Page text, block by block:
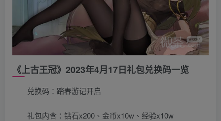
《上古王冠》2023年4月17日礼包兑换码一览
兑换码：踏春游记开启
礼包内含：钻石x200、金币x10w、经验x10w